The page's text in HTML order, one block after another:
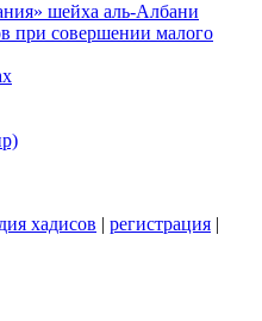
шейха аль-Албани
при совершении малого
хадисов | регистрация |